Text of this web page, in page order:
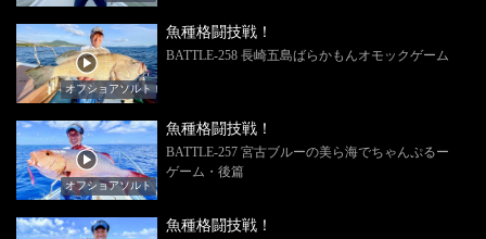
オフショアソルト
魚種格闘技戦！
BATTLE-258 長崎五島ばらかもんオモックゲーム
オフショアソルト
魚種格闘技戦！
BATTLE-257 宮古ブルーの美ら海でちゃんぷるー
ゲーム・後篇
魚種格闘技戦！